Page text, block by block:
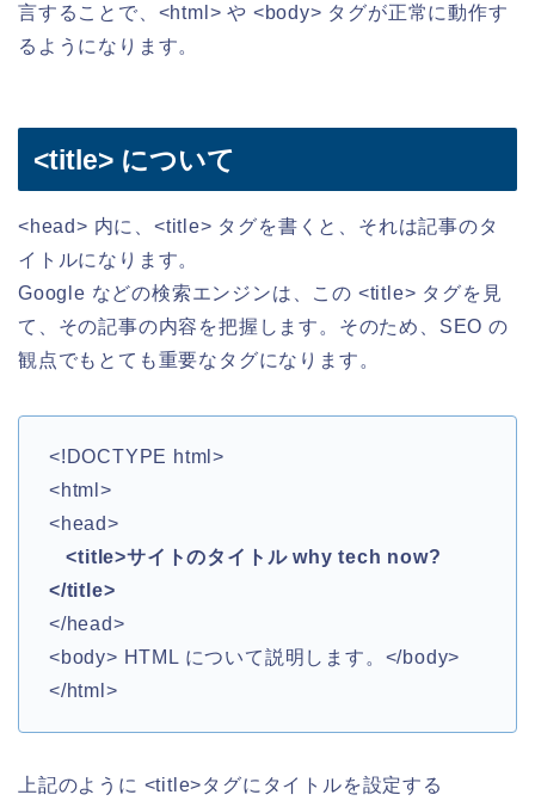
言することで、<html> や <body> タグが正常に動作す
るようになります。
<title> について
<head> 内に、<title> タグを書くと、それは記事のタ
イトルになります。
Google などの検索エンジンは、この <title> タグを見
て、その記事の内容を把握します。そのため、SEO の
観点でもとても重要なタグになります。
<!DOCTYPE html>
<html>
<head>
<title>サイトのタイトル why tech now?
</title>
</head>
<body> HTML について説明します。</body>
</html>
上記のように <title>タグにタイトルを設定する